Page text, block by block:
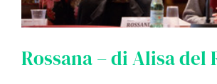
Rossana – di Alisa del